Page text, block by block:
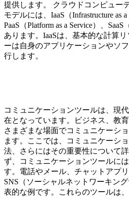
提供します。 クラウドコンピュー
モデルには、IaaS（Infrastructure as a
PaaS（Platform as a Service）、SaaS
あります。IaaSは、基本的な計算
ーは自身のアプリケーションやソ
行します。
コミュニケーションツールは、現
在となっています。ビジネス、教
さまざまな場面でコミュニケーシ
ます。ここでは、コミュニケーシ
法、さらにはその重要性について
ず、コミュニケーションツールに
す。電話やメール、チャットアプ
SNS（ソーシャルネットワーキン
表的な例です。これらのツールは